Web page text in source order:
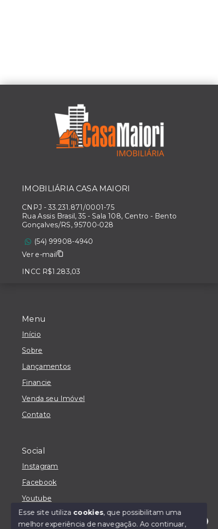
Menu
Início
Sobre
Lançamentos
Financie
Venda seu Imóvel
Contato
Social
Instagram
Facebook
Youtube
IMOBILIÁRIA CASA MAIORI
CNPJ - 33.231.871/0001-75
Rua Assis Brasil, 35 - Sala 108, Centro - Bento
Gonçalves/RS, 95700-028
(54) 99908-4940
Ver e-mail
INCC R$1.283,03
Esse site utiliza cookies, que possibilitam uma
melhor experiência de navegação.Ao continuar,